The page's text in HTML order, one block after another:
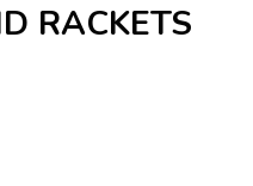
RACKETS